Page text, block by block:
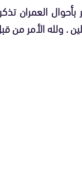
العمران
. ولله الأمر من